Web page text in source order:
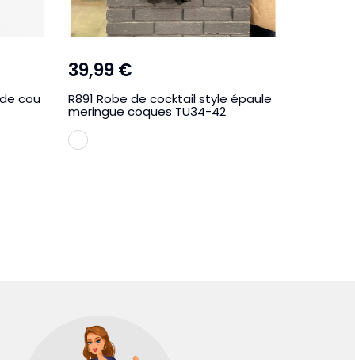
cou
39,99 €
R891 Robe de cocktail style épaule
meringue coques TU34-42
BLANC